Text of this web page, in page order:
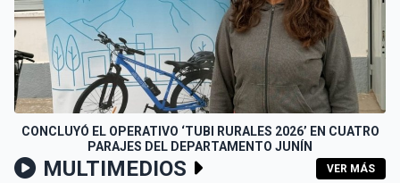
CONCLUYÓ EL OPERATIVO ‘TUBI RURALES 2026’ EN CUATRO
PARAJES DEL DEPARTAMENTO JUNÍN
MULTIMEDIOS VER MÁS